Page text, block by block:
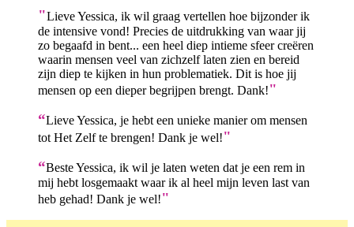
"Lieve Yessica, ik wil graag vertellen hoe bijzonder ik
de intensive vond! Precies de uitdrukking van waar jij
zo begaafd in bent... een heel diep intieme sfeer creëren
waarin mensen veel van zichzelf laten zien en bereid
zijn diep te kijken in hun problematiek. Dit is hoe jij
mensen op een dieper begrijpen brengt. Dank!"
“Lieve Yessica, je hebt een unieke manier om mensen
tot Het Zelf te brengen! Dank je wel!"
“Beste Yessica, ik wil je laten weten dat je een rem in
mij hebt losgemaakt waar ik al heel mijn leven last van
heb gehad! Dank je wel!"